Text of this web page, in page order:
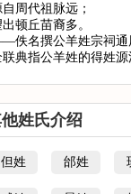
周代祖脉远；
顿丘苗裔多。
佚名撰公羊姓宗祠通
联典指公羊姓的得姓
姓氏介绍
但姓 邰姓